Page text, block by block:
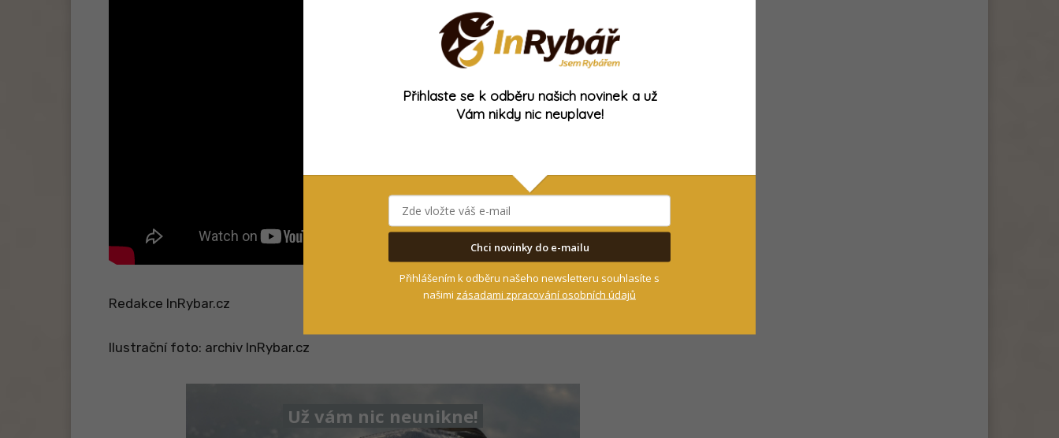
Redakce InRybar.cz
Ilustrační foto: archiv InRybar.cz
Už vám nic neunikne!
Přihlaste se k odběru našich novinek a už
Vám nikdy nic neuplave!
Chci novinky do e-mailu
Přihlášením k odběru našeho newsletteru souhlasíte s
našimi zásadami zpracování osobních údajů